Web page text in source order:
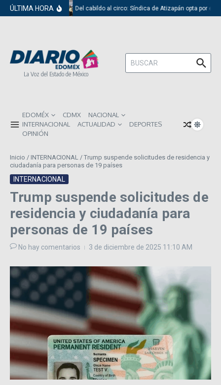
Saltar al contenido
ÚLTIMA HORA Del cabildo al circo: Síndica de Atizapán opta por el
La Voz del Estado de México
Buscar:
EDOMÉX CDMX
NACIONAL
INTERNACIONAL
ACTUALIDAD
DEPORTES
OPINIÓN
Inicio / INTERNACIONAL / Trump suspende solicitudes de residencia y
ciudadanía para personas de 19 países
INTERNACIONAL
Trump suspende solicitudes de
residencia y ciudadanía para
personas de 19 países
No hay comentarios 3 de diciembre de 2025 11:10 AM